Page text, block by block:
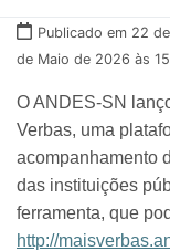
Publicado em 22
de Maio de 2026 às
O ANDES-SN
Verbas, uma
acompanhamento
das instituições
ferramenta, que
http://